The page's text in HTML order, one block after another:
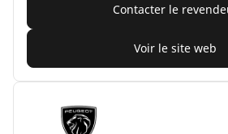
Contacter le
Voir le site web